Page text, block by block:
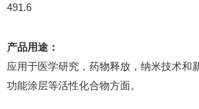
491.6
产品用途：
应用于医学研究，药物释放，纳米技术和
功能涂层等活性化合物方面。